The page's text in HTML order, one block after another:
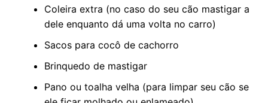
Coleira extra (no caso do seu cão mastigar a
dele enquanto dá uma volta no carro)
Sacos para cocô de cachorro
Brinquedo de mastigar
Pano ou toalha velha (para limpar seu cão se